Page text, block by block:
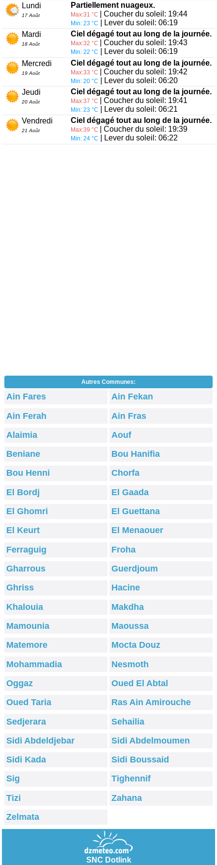
Lundi
17 Août
Partiellement nuageux.
Max:31 °C | Coucher du soleil: 19:44
Min: 23 °C
| Lever du soleil: 06:19
Mardi
18 Août
Ciel dégagé tout au long de la journée.
Max:32 °C | Coucher du soleil: 19:43
Min: 22 °C
| Lever du soleil: 06:19
Mercredi
19 Août
Ciel dégagé tout au long de la journée.
Max:33 °C | Coucher du soleil: 19:42
Min: 20 °C
| Lever du soleil: 06:20
Jeudi
20 Août
Ciel dégagé tout au long de la journée.
Max:37 °C | Coucher du soleil: 19:41
Min: 23 °C
| Lever du soleil: 06:21
Vendredi
21 Août
Ciel dégagé tout au long de la journée.
Max:39 °C | Coucher du soleil: 19:39
Min: 24 °C | Lever du soleil: 06:22
Autres Communes:
Ain Fares
Ain Fekan
Ain Ferah
Ain Fras
Alaimia
Aouf
Beniane
Bou Hanifia
Bou Henni
Chorfa
El Bordj
El Gaada
El Ghomri
El Guettana
El Keurt
El Menaouer
Ferraguig
Froha
Gharrous
Guerdjoum
Ghriss
Hacine
Khalouia
Makdha
Mamounia
Maoussa
Matemore
Mocta Douz
Mohammadia
Nesmoth
Oggaz
Oued El Abtal
Oued Taria
Ras Ain Amirouche
Sedjerara
Sehailia
Sidi Abdeldjebar
Sidi Abdelmoumen
Sidi Kada
Sidi Boussaid
Sig
Tighennif
Tizi
Zahana
Zelmata
SNC Dotlink